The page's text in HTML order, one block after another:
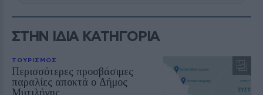
ΣΤΗΝ ΙΔΙΑ ΚΑΤΗΓΟΡΙΑ
ΤΟΥΡΙΣΜΟΣ
Περισσότερες προσβάσιμες
παραλίες αποκτά ο Δήμος
Μυτιλήνης